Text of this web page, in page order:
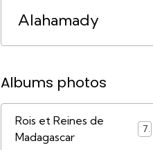
Alahamady
Albums photos
Rois et Reines de
Madagascar
7